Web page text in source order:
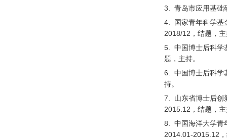
3.
青岛市应用基础
4.
国家青年科学基
2018/12 ，结题，
5.
中国博士后科学
题，主持。
6.
中国博士后科学
持。
7.
山东省博士后创
2015.12 ，结题，
8.
中国海洋大学青
2014.01-2015.12